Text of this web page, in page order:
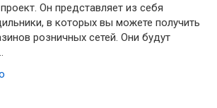
Он представляет из себя
в которых вы можете получить
розничных сетей. Они будут